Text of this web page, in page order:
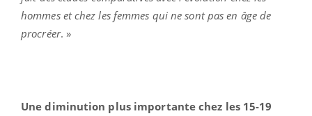
hommes et chez les femmes qui ne sont pas en âge de
procréer. »
Une diminution plus importante chez les 15-19